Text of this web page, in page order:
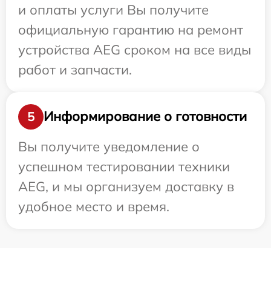
и оплаты услуги Вы получите
официальную гарантию на ремонт
устройства AEG сроком на все виды
работ и запчасти.
5
Информирование о готовности
Вы получите уведомление о
успешном тестировании техники
AEG, и мы организуем доставку в
удобное место и время.